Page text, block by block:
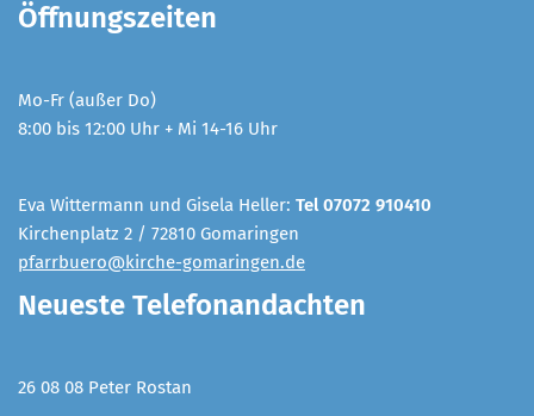
Öffnungszeiten
Mo-Fr (außer Do)
8:00 bis 12:00 Uhr + Mi 14-16 Uhr
Eva Wittermann und Gisela Heller: Tel 07072 910410
Kirchenplatz 2 / 72810 Gomaringen
pfarrbuero@kirche-gomaringen.de
Neueste Telefonandachten
26 08 08 Peter Rostan